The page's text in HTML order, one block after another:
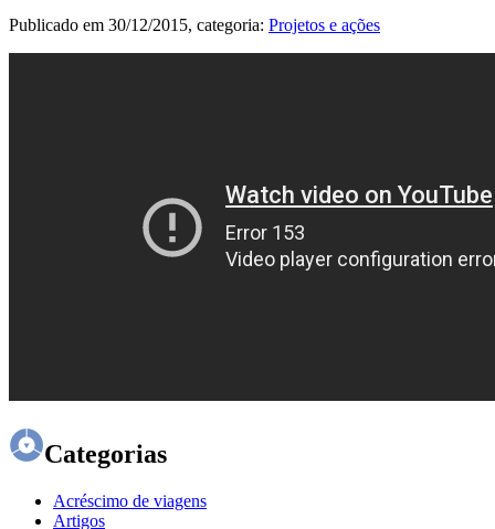
Publicado em 30/12/2015, categoria: Projetos e ações
Categorias
Acréscimo de viagens
Artigos